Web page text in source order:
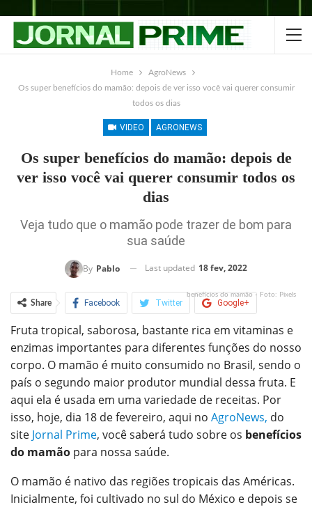
Home
AgroNews
Os super benefícios do mamão: depois de ver isso você vai querer consumir
todos os dias
VIDEO AGRONEWS
Os super benefícios do mamão: depois de
ver isso você vai querer consumir todos os
dias
Veja tudo que o mamão pode trazer de bom para
sua saúde
By Pablo Last updated 18 fev, 2022
benefícios do mamão - Foto: Pixels
Share Facebook Twitter Google+
ReddIt WhatsApp Pinterest
Fruta tropical, saborosa, bastante rica em vitaminas e
enzimas importantes para diferentes funções do nosso
corpo. O mamão é muito consumido no Brasil, sendo o
país o segundo maior produtor mundial dessa fruta. E
aqui ela é usada em uma variedade de receitas. Por
isso, hoje, dia 18 de fevereiro, aqui no AgroNews, do
site Jornal Prime, você saberá tudo sobre os benefícios
do mamão para nossa saúde.
O mamão é nativo das regiões tropicais das Américas.
Inicialmente, foi cultivado no sul do México e depois se